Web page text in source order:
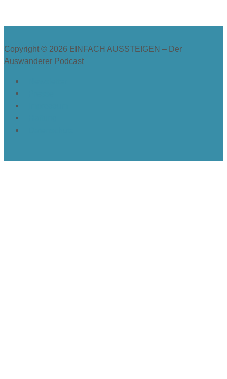
Copyright © 2026 EINFACH AUSSTEIGEN – Der
Auswanderer Podcast